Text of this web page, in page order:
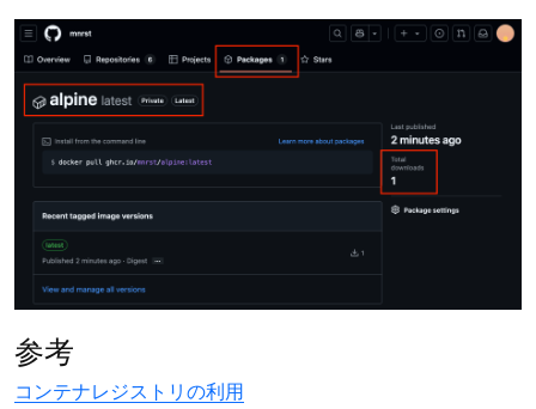
参考
コンテナレジストリの利用